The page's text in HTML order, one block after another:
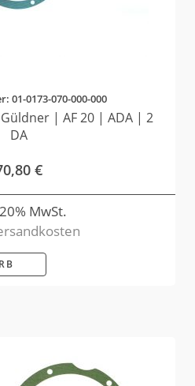
01-0173-070-000-000
| AF 20 | ADA | 2
DA
€
MwSt.